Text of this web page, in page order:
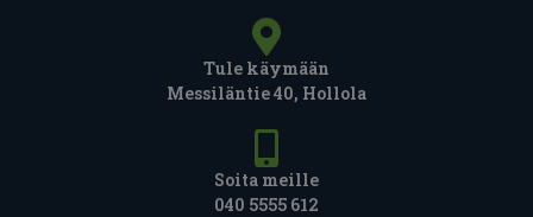
Tule käymään
Messiläntie 40, Hollola
Soita meille
040 5555 612